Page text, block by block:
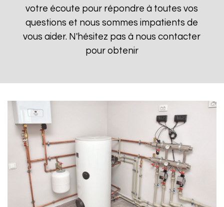
votre écoute pour répondre à toutes vos
questions et nous sommes impatients de
vous aider. N'hésitez pas à nous contacter
pour obtenir